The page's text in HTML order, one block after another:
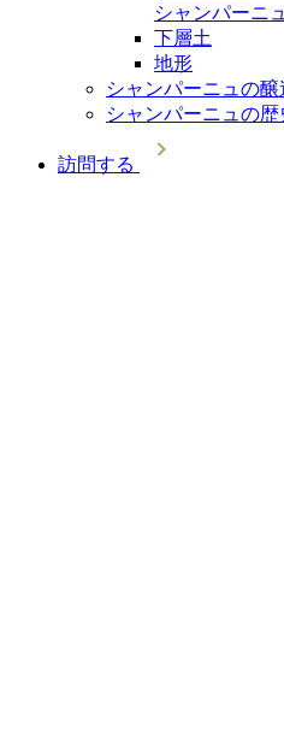
シャンパーニ
下層土
地形
シャンパーニュの醸
シャンパーニュの歴
訪問する